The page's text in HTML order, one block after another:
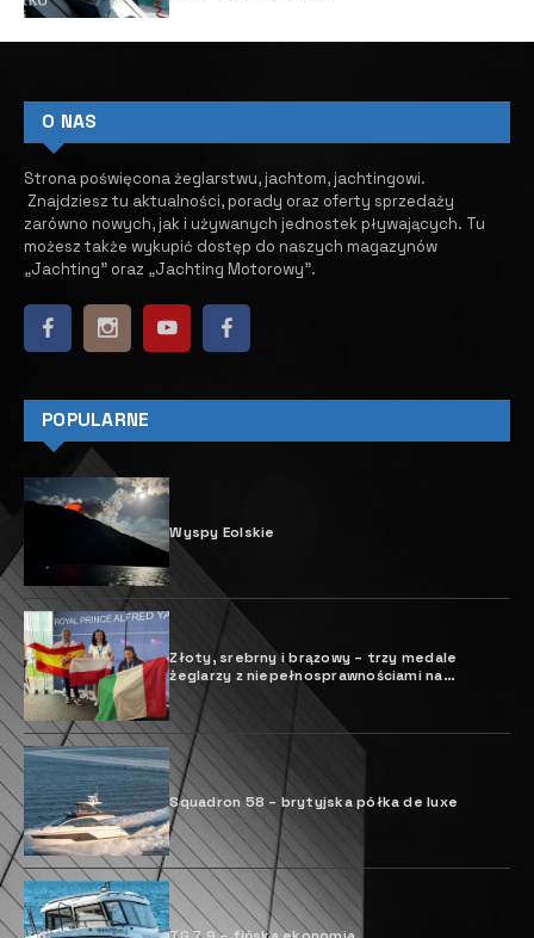
O NAS
Strona poświęcona żeglarstwu, jachtom, jachtingowi.
Znajdziesz tu aktualności, porady oraz oferty sprzedaży
zarówno nowych, jak i używanych jednostek pływających. ​ Tu
możesz także wykupić dostęp do naszych magazynów
„Jachting” oraz „Jachting Motorowy”.
POPULARNE
Wyspy Eolskie
Złoty, srebrny i brązowy – trzy medale
żeglarzy z niepełnosprawnościami na
Mistrzostwach Świata w klasie Hansa 303!
Squadron 58 – brytyjska półka de luxe